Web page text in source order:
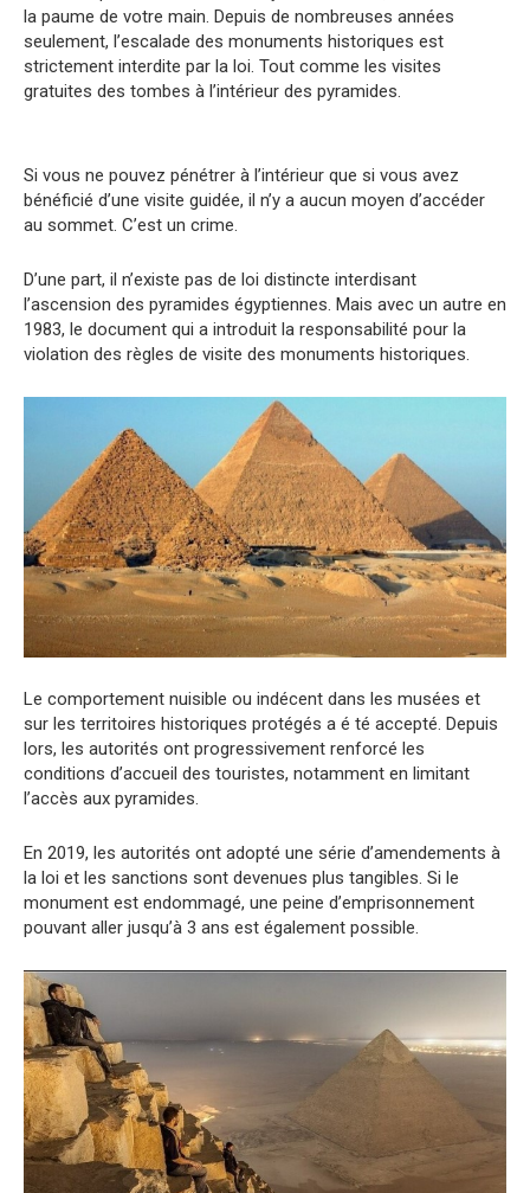
la paume de votre main. Depuis de nombreuses années
seulement, l’escalade des monuments historiques est
strictement interdite par la loi. Tout comme les visites
gratuites des tombes à l’intérieur des pyramides.
Si vous ne pouvez pénétrer à l’intérieur que si vous avez
bénéficié d’une visite guidée, il n’y a aucun moyen d’accéder
au sommet. C’est un crime.
D’une part, il n’existe pas de loi distincte interdisant
l’ascension des pyramides égyptiennes. Mais avec un autre en
1983, le document qui a introduit la responsabilité pour la
violation des règles de visite des monuments historiques.
Le comportement nuisible ou indécent dans les musées et
sur les territoires historiques protégés a é té accepté. Depuis
lors, les autorités ont progressivement renforcé les
conditions d’accueil des touristes, notamment en limitant
l’accès aux pyramides.
En 2019, les autorités ont adopté une série d’amendements à
la loi et les sanctions sont devenues plus tangibles. Si le
monument est endommagé, une peine d’emprisonnement
pouvant aller jusqu’à 3 ans est également possible.